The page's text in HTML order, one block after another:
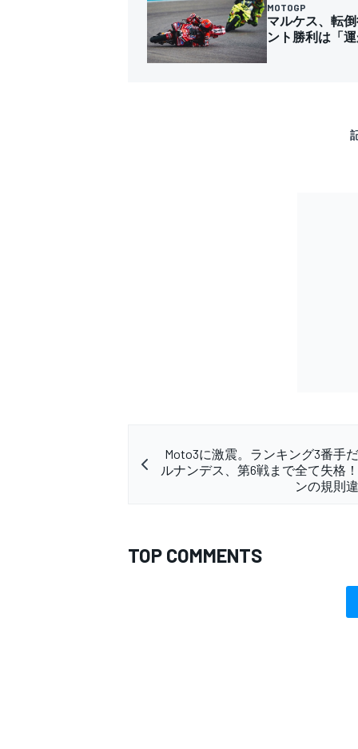
MOTOGP
マルケス、転
ント勝利は「
Moto3に激震。ランキング3番手
ルナンデス、第6戦まで全て失格
ンの規則
TOP COMMENTS